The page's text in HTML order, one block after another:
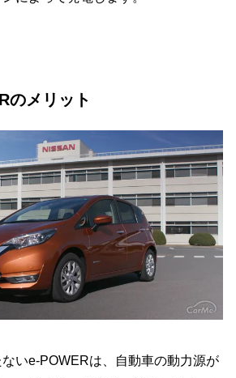
のメリット
いe-POWERは、自動車の動力源が